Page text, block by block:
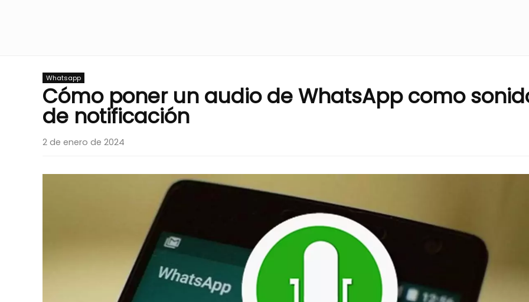
Whatsapp
Cómo poner un audio de WhatsApp como
de notificación
2 de enero de 2024